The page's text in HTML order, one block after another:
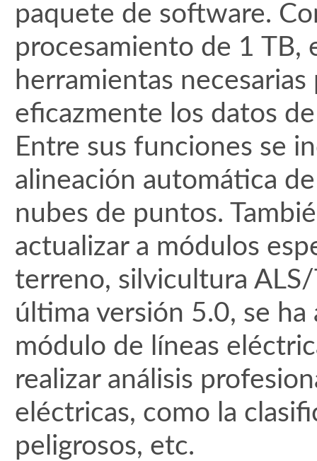
paquete de software.
procesamiento de 1 TB,
herramientas
eficazmente los datos
Entre sus funciones se
alineación automática
nubes de puntos.
actualizar a módulos
terreno, silvicultura ALS/
última versión 5.0, se
módulo de líneas
realizar análisis
eléctricas, como la
peligrosos, etc.